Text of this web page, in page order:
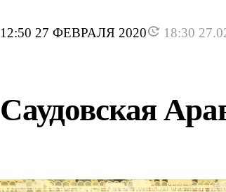
12:50 27 ФЕВРАЛЯ 2020 18:30
Саудовская